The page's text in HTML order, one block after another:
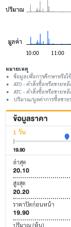
หมายเหตุ
ข้อมูลเพื่อการศึกษาหรือ
ATO - คำสั่งซื้อหรือขาย
ATC - คำสั่งซื้อหรือขาย
ปริมาณ/มูลค่าการซื้อขาย
ข้อมูลราคา
1 วัน
19.90
ล่าสุด
20.10
สูงสุด
20.20
ราคาปิดก่อนหน้า
19.90
ปริมาณ (หุ้น)